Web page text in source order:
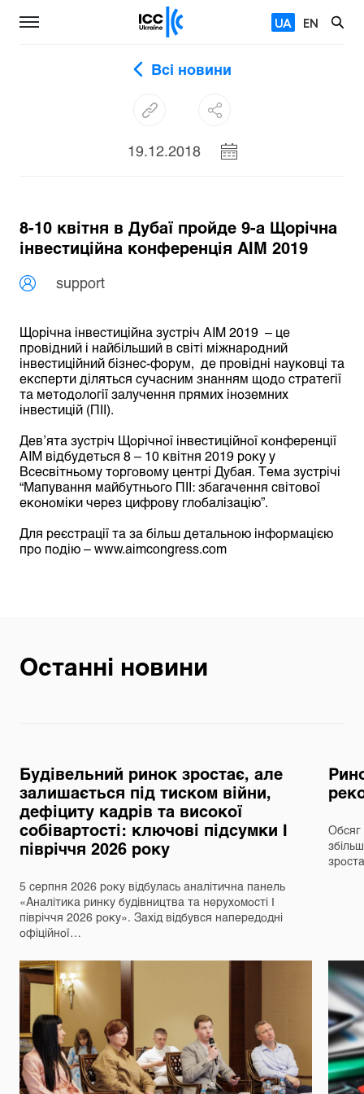
UA EN
Всі новини
19.12.2018
8-10 квітня в Дубаї пройде 9-а Щорічна
інвестиційна конференція AIM 2019
support
Щорічна інвестиційна зустріч AIM 2019 – це
провідний і найбільший в світі міжнародний
інвестиційний бізнес-форум, де провідні науковці та
експерти діляться сучасним знанням щодо стратегії
та методології залучення прямих іноземних
інвестицій (ПІІ).
Дев’ята зустріч Щорічної інвестиційної конференції
AIM відбудеться 8 – 10 квітня 2019 року у
Всесвітньому торговому центрі Дубая. Тема зустрічі
“Мапування майбутнього ПІІ: збагачення світової
економіки через цифрову глобалізацію”.
Для реєстрації та за більш детальною інформацією
про подію – www.aimcongress.com
Останні новини
Будівельний ринок зростає, але
залишається під тиском війни,
дефіциту кадрів та високої
собівартості: ключові підсумки І
півріччя 2026 року
5 серпня 2026 року відбулась аналітична панель
«Аналітика ринку будівництва та нерухомості І
півріччя 2026 року». Захід відбувся напередодні
офіційної…
Обсяг